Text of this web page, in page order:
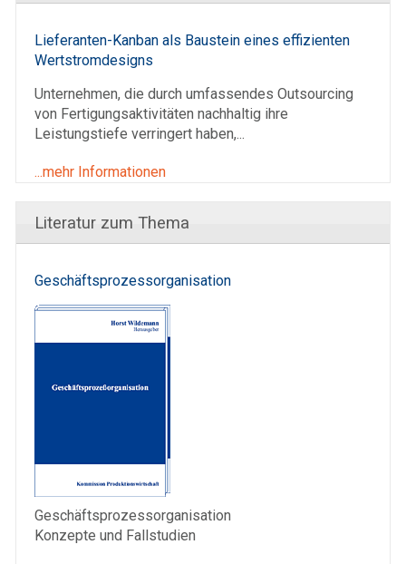
Lieferanten-Kanban als Baustein eines effizienten
Wertstromdesigns
Unternehmen, die durch umfassendes Outsourcing
von Fertigungsaktivitäten nachhaltig ihre
Leistungstiefe verringert haben,...
...mehr Informationen
Literatur zum Thema
Geschäftsprozessorganisation
Geschäftsprozessorganisation
Konzepte und Fallstudien